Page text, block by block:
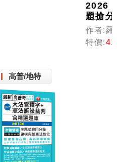
2026
題搶
備】
國憲
題庫
作者:羅
特價:
高普/地特